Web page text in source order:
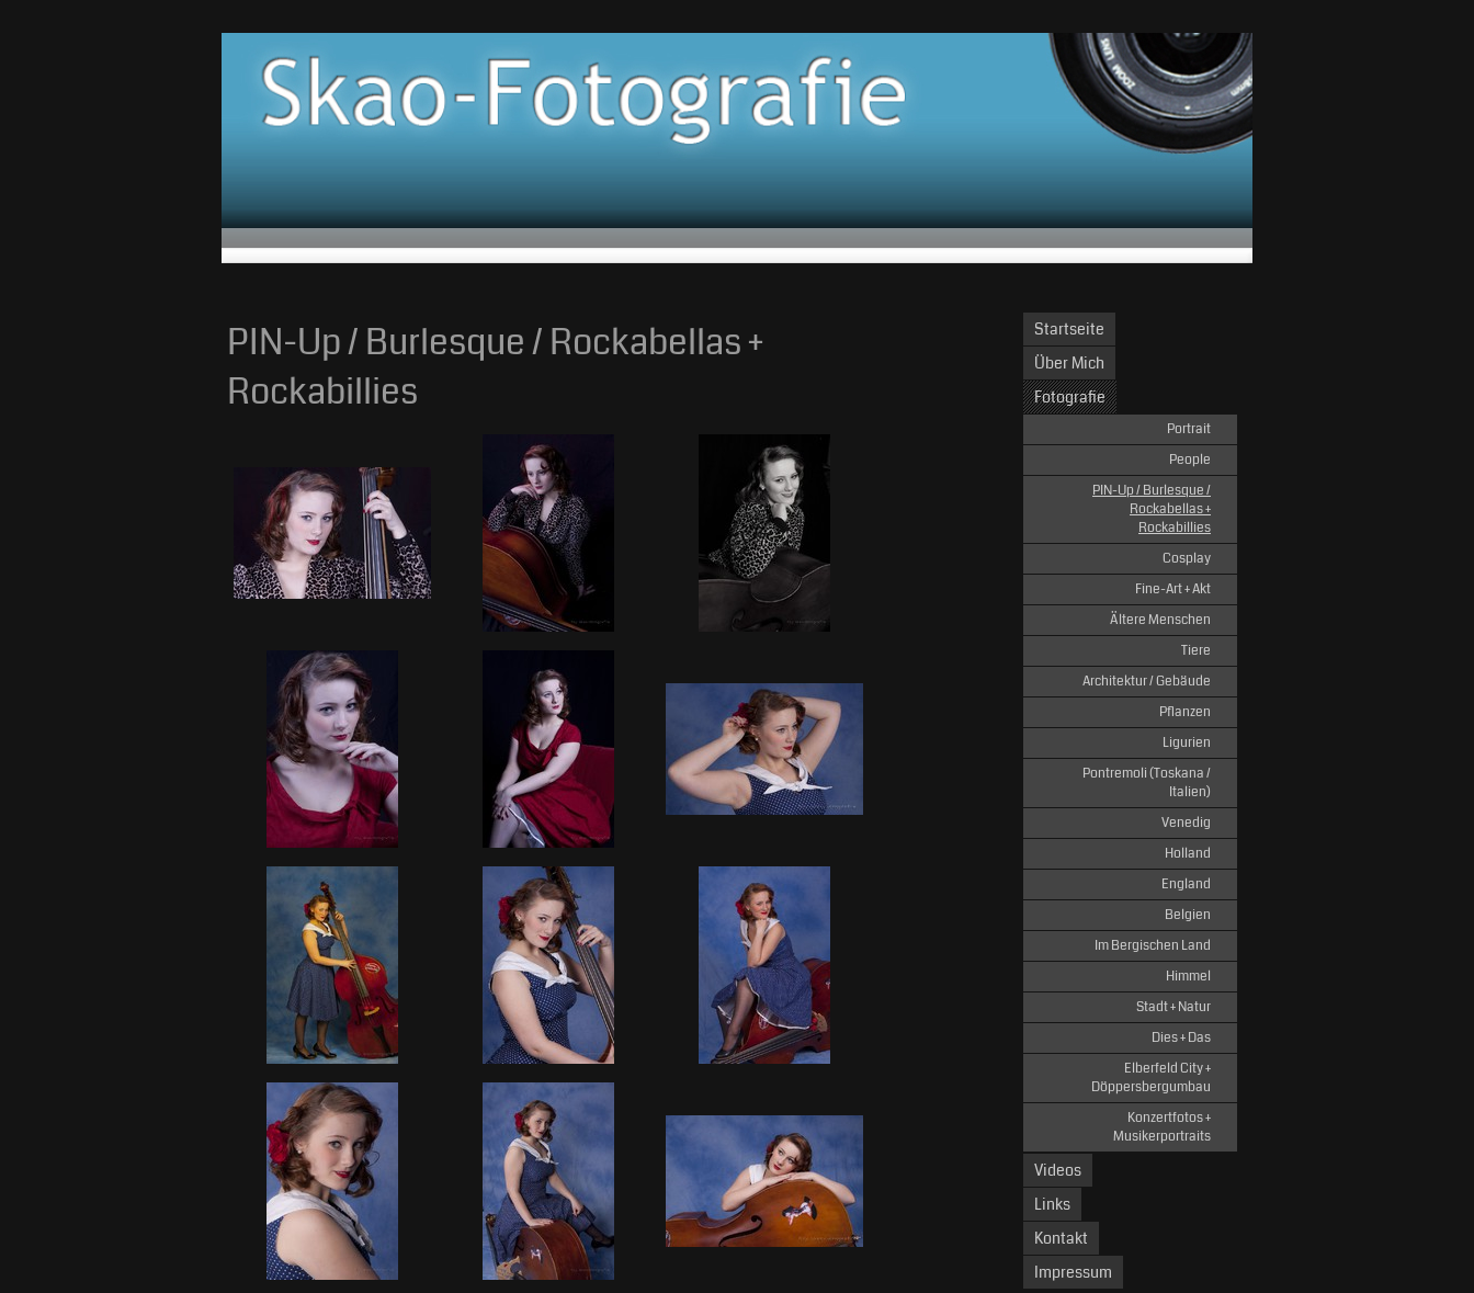
PIN-Up / Burlesque / Rockabellas +
Rockabillies
Startseite
Über Mich
Fotografie
Portrait
People
PIN-Up / Burlesque /
Rockabellas +
Rockabillies
Cosplay
Fine-Art + Akt
Ältere Menschen
Tiere
Architektur / Gebäude
Pflanzen
Ligurien
Pontremoli (Toskana /
Italien)
Venedig
Holland
England
Belgien
Im Bergischen Land
Himmel
Stadt + Natur
Dies + Das
Elberfeld City +
Döppersbergumbau
Konzertfotos +
Musikerportraits
Videos
Links
Kontakt
Impressum